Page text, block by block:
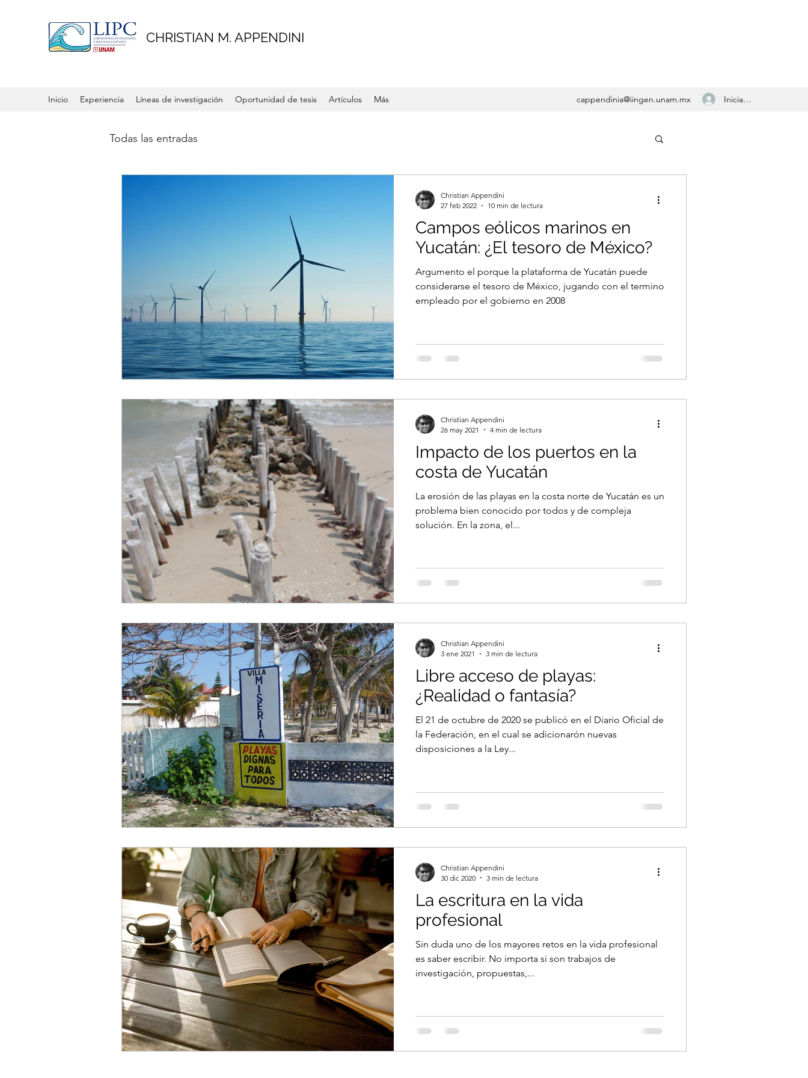
CHRISTIAN M. APPENDINI
Inicio Experiencia Líneas de investigación Oportunidad de tesis Artículos Más cappendinia@iingen.unam.mx Iniciar sesión
Todas las entradas
Campos eólicos marinos en
Yucatán: ¿El tesoro de México?
Argumento el porque la plataforma de Yucatán puede
considerarse el tesoro de México, jugando con el termino
empleado por el gobierno en 2008
Christian Appendini
27 feb 2022
10 min de lectura
Impacto de los puertos en la
costa de Yucatán
La erosión de las playas en la costa norte de Yucatán es un
problema bien conocido por todos y de compleja
solución. En la zona, el...
Christian Appendini
26 may 2021
4 min de lectura
Libre acceso de playas:
¿Realidad o fantasía?
El 21 de octubre de 2020 se publicó en el Diario Oficial de
la Federación, en el cual se adicionarón nuevas
disposiciones a la Ley...
Christian Appendini
3 ene 2021
3 min de lectura
La escritura en la vida
profesional
Sin duda uno de los mayores retos en la vida profesional
es saber escribir. No importa si son trabajos de
investigación, propuestas,...
Christian Appendini
30 dic 2020
3 min de lectura